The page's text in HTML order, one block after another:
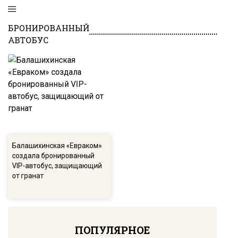
БРОНИРОВАННЫЙ
АВТОБУС
Балашихинская «Евраком»
создала бронированный
VIP-автобус, защищающий
от гранат
ПОПУЛЯРНОЕ